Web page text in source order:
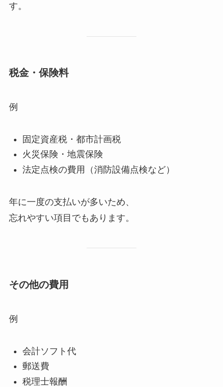
す。
税金・保険料
例
固定資産税・都市計画税
火災保険・地震保険
法定点検の費用（消防設備点検など）
年に一度の支払いが多いため、
忘れやすい項目でもあります。
その他の費用
例
会計ソフト代
郵送費
税理士報酬